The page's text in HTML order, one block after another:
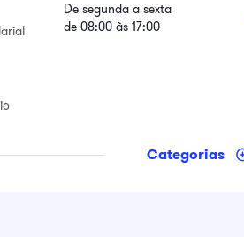
De segunda a sexta
de 08:00 às 17:00
Categorias